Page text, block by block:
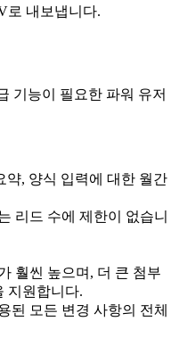
로 내보냅니다.
기능이 필요한 파워 유저
, 양식 입력에 대한 월간
리드 수에 제한이 없습니
훨씬 높으며, 더 큰 첨부
지원합니다.
된 모든 변경 사항의 전체